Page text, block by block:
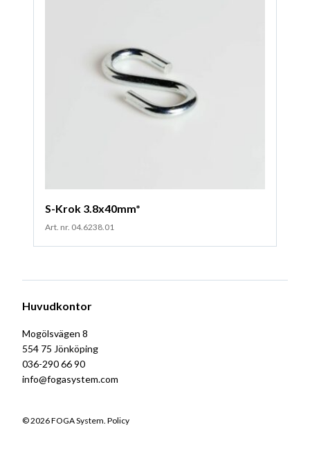
S-Krok 3.8x40mm*
Art. nr. 04.6238.01
Huvudkontor
Mogölsvägen 8
554 75 Jönköping
036-290 66 90
info@fogasystem.com
© 2026 FOGA System. Policy